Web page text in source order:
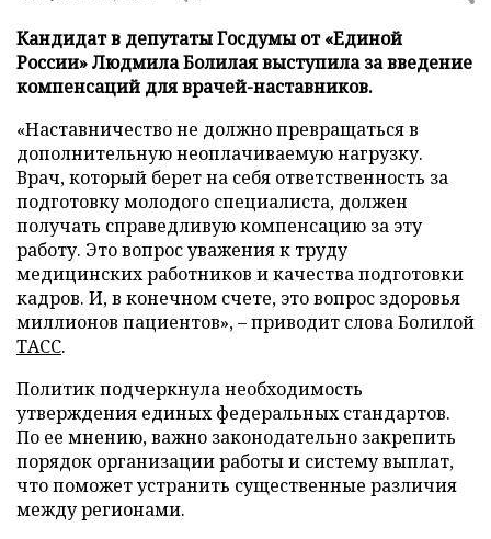
Кандидат в депутаты Госдумы от «Единой
России» Людмила Болилая выступила за введение
компенсаций для врачей-наставников.
«Наставничество не должно превращаться в
дополнительную неоплачиваемую нагрузку.
Врач, который берет на себя ответственность за
подготовку молодого специалиста, должен
получать справедливую компенсацию за эту
работу. Это вопрос уважения к труду
медицинских работников и качества подготовки
кадров. И, в конечном счете, это вопрос здоровья
миллионов пациентов», – приводит слова Болилой
ТАСС.
Политик подчеркнула необходимость
утверждения единых федеральных стандартов.
По ее мнению, важно законодательно закрепить
порядок организации работы и систему выплат,
что поможет устранить существенные различия
между регионами.